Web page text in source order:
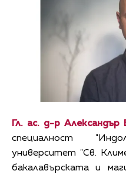
Гл. ас. д-р Александър
специалност
университет "Св.
бакалавърската и